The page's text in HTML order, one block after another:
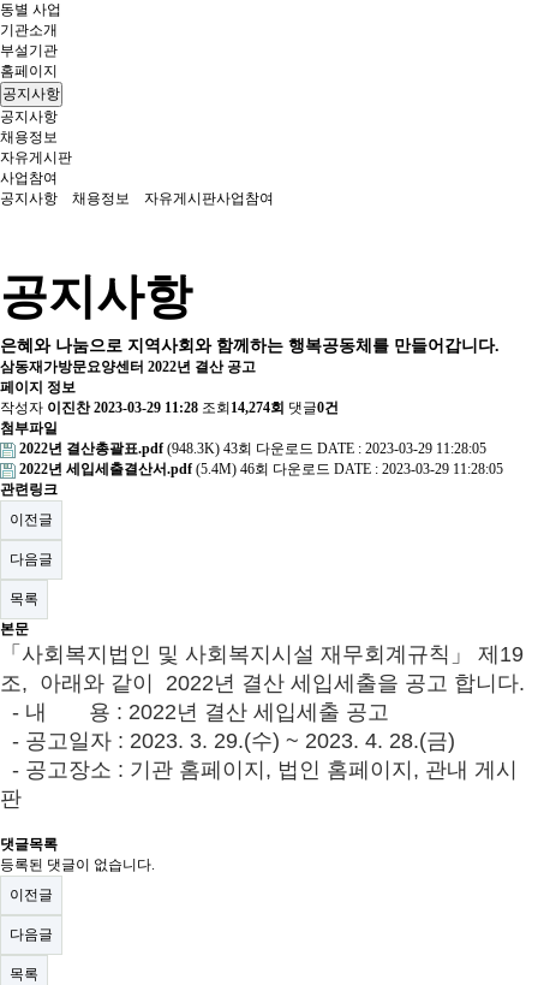
동별 사업
기관소개
부설기관
홈페이지
공지사항
공지사항
채용정보
자유게시판
사업참여
공지사항
채용정보 자유게시판사업참여
공지사항
은혜와 나눔으로 지역사회와 함께하는 행복공동체를 만들어갑니다.
삼동재가방문요양센터 2022년 결산 공고
페이지 정보
작성자 이진찬 2023-03-29 11:28 조회 14,274회 댓글0건
첨부파일
2022년 결산총괄표.pdf(948.3K) 43회 다운로드 DATE : 2023-03-29 11:28:05
2022년 세입세출결산서.pdf(5.4M) 46회 다운로드 DATE : 2023-03-29 11:28:05
관련링크
이전글
다음글
목록
본문
「사회복지법인 및 사회복지시설 재무회계규칙」 제19
조, 아래와 같이 2022년 결산 세입세출을 공고 합니다.
- 내 용 : 2022년 결산 세입세출 공고
- 공고일자 : 2023. 3. 29.(수) ~ 2023. 4. 28.(금)
- 공고장소 : 기관 홈페이지, 법인 홈페이지, 관내 게시
판
댓글목록
등록된 댓글이 없습니다.
이전글
다음글
목록